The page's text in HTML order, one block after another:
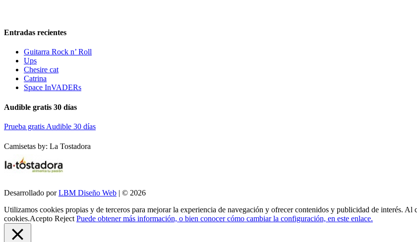
Entradas recientes
Guitarra Rock n’ Roll
Ups
Chesire cat
Catrina
Space InVADERs
Audible gratis 30 días
Prueba gratis Audible 30 días
Camisetas by: La Tostadora
Desarrollado porLBM Diseño Web | © 2026
Utilizamos cookies propias y de terceros para mejorar la experiencia de navegación y ofrecer contenidos y publicidad de interés. Al
cookies.Acepto Reject Puede obtener más información, o bien conocer cómo cambiar la configuración, en este enlace.